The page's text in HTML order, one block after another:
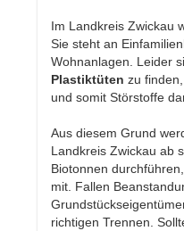
Im Landkreis Zwickau
Sie steht an
Wohnanlagen. Leider
Plastiktütenzu
und somit Störstoffe
Aus diesem Grund
Landkreis Zwickau ab
Biotonnen
mit. Fallen
richtigen Trennen.